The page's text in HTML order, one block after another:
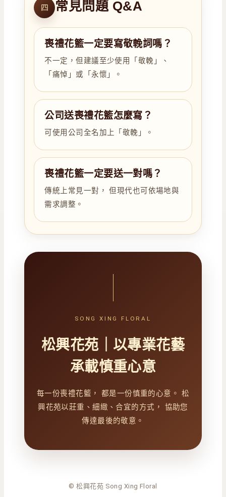
四 常見問題 Q&A
喪禮花籃一定要寫敬輓詞嗎？
不一定，但建議至少使用「敬輓」、
「痛悼」或「永懷」。
公司送喪禮花籃怎麼寫？
可使用公司全名加上「敬輓」。
喪禮花籃一定要送一對嗎？
傳統上常見一對， 但現代也可依場地與
需求調整。
SONG XING FLORAL
松興花苑｜以專業花藝
承載慎重心意
每一份喪禮花籃， 都是一份慎重的心意。 松
興花苑以莊重、細緻、合宜的方式， 協助您
傳達最後的敬意。
© 松興花苑 Song Xing Floral